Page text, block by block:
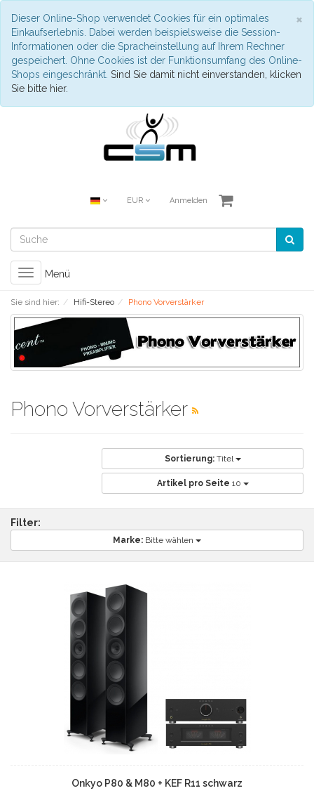
×
Dieser Online-Shop verwendet Cookies für ein optimales
Einkaufserlebnis. Dabei werden beispielsweise die Session-
Informationen oder die Spracheinstellung auf Ihrem Rechner
gespeichert. Ohne Cookies ist der Funktionsumfang des Online-
Shops eingeschränkt. Sind Sie damit nicht einverstanden, klicken
Sie bitte hier.
EUR Anmelden
Toggle
navigation
Menü
Sie sind hier: Hifi-Stereo Phono Vorverstärker
Phono Vorverstärker
Sortierung: Titel
Artikel pro Seite 10
Filter:
Marke: Bitte wählen
Onkyo P80 & M80 + KEF R11 schwarz